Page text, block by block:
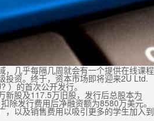
，几乎每隔几周就会有一个提供在线课程
投资。终于，资本市场即将迎来2U Ltd.
）的首次公开发行。
新股及117.5万旧股，发行后总股本为
除发行费用后净融资额为8580万美元。
，以及销售费用以吸引更多的学生加入到